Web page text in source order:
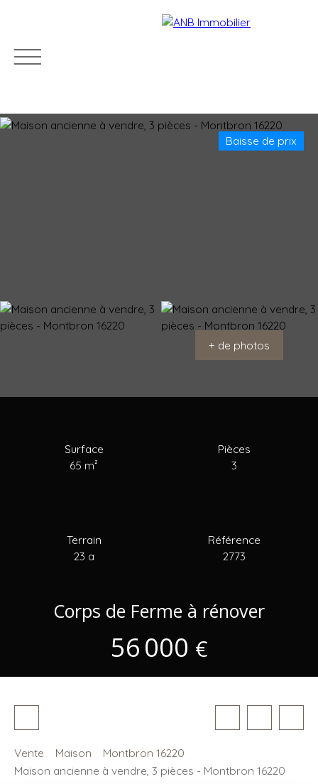
Vendre Estimer
Baisse de prix
+ de photos
Surface
65 m²
Pièces
3
Terrain
23 a
Référence
2773
Corps de Ferme à rénover
56 000 €
Vente Maison
Montbron 16220
Maison ancienne à vendre, 3 pièces - Montbron 16220